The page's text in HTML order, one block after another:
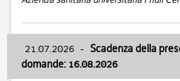
21.07.2026 - Scadenza della
domande: 16.08.2026